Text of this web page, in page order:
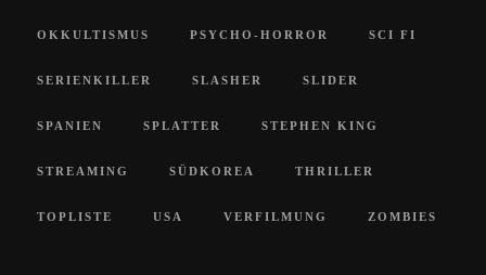
OKKULTISMUS PSYCHO-HORROR SCI FI
SERIENKILLER SLASHER SLIDER
SPANIEN SPLATTER STEPHEN KING
STREAMING SÜDKOREA THRILLER
TOPLISTE USA VERFILMUNG ZOMBIES